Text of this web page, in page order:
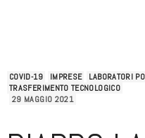
COVID-19 IMPRESE LABORATORI
TRASFERIMENTO TECNOLOGICO
29 MAGGIO 2021